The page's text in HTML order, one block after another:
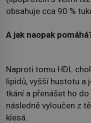
obsahuje cca 90 %
A jak naopak
Naproti tomu HDL
lipidů, vyšší hustotu a
tkání a přenášet ho do
následně vyloučen z
klesá.